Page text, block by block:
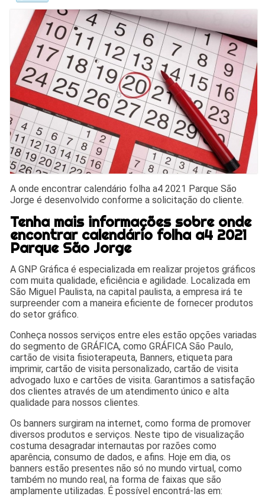
A onde encontrar calendário folha a4 2021 Parque São
Jorge é desenvolvido conforme a solicitação do cliente.
Tenha mais informações sobre onde
encontrar calendário folha a4 2021
Parque São Jorge
A GNP Gráfica é especializada em realizar projetos gráficos
com muita qualidade, eficiência e agilidade. Localizada em
São Miguel Paulista, na capital paulista, a empresa irá te
surpreender com a maneira eficiente de fornecer produtos
do setor gráfico.
Conheça nossos serviços entre eles estão opções variadas
do segmento de GRÁFICA, como GRÁFICA São Paulo,
cartão de visita fisioterapeuta, Banners, etiqueta para
imprimir, cartão de visita personalizado, cartão de visita
advogado luxo e cartões de visita. Garantimos a satisfação
dos clientes através de um atendimento único e alta
qualidade para nossos clientes.
Os banners surgiram na internet, como forma de promover
diversos produtos e serviços. Neste tipo de visualização
costuma desagradar internautas por razões como
aparência, consumo de dados, e afins. Hoje em dia, os
banners estão presentes não só no mundo virtual, como
também no mundo real, na forma de faixas que são
amplamente utilizadas. É possível encontrá-las em: